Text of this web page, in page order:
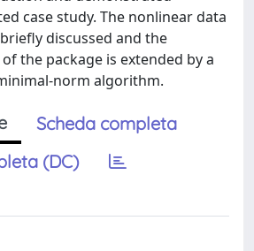
case study. The nonlinear data
discussed and the
the package is extended by a
norm algorithm.
Scheda completa
(DC)